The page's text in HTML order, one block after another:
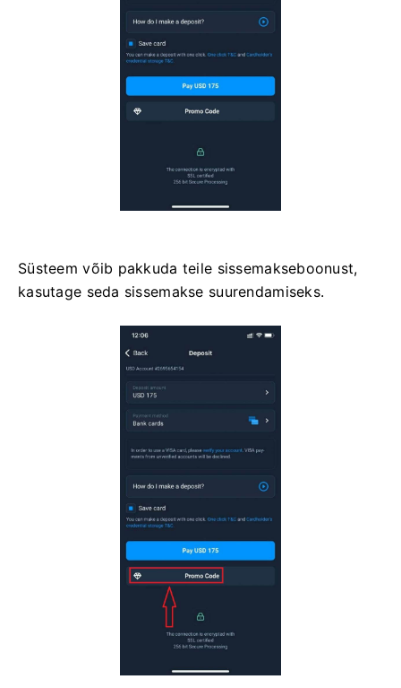
Süsteem võib pakkuda teile sissemakseboonust,
kasutage seda sissemakse suurendamiseks.